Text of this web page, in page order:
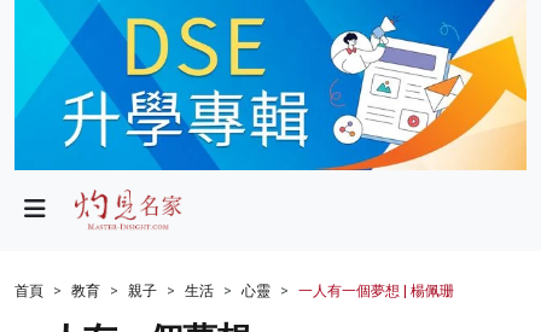
政局
財經
首頁 教育 親子 生活 心靈 一人有一個夢想 | 楊佩珊